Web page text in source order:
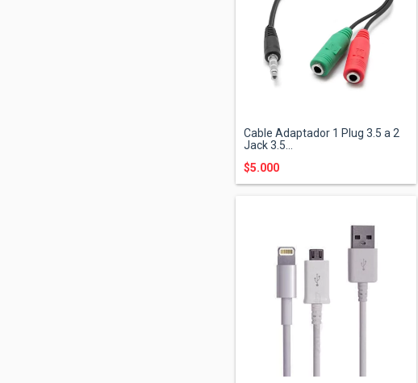
Cable Adaptador 1 Plug 3.5 a 2
Jack 3.5...
$5.000